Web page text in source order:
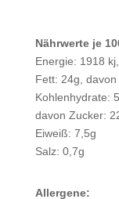
Nährwerte je
Energie: 1918
Fett: 24g,
Kohlenhydrate:
davon Zucker:
Eiweiß: 7,5g
Salz: 0,7g
Allergene: